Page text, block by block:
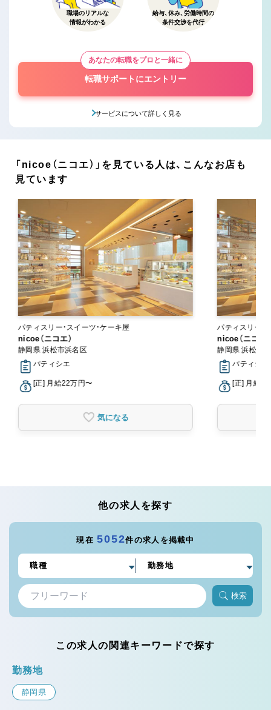
職場のリアルな
情報がわかる
給与、休み、労働時間の
条件交渉を代行
あなたの転職をプロと一緒に
転職サポートにエントリー
サービスについて詳しく見る
「nicoe（ニコエ）」を見ている人は、こんなお店も
見ています
パティスリー・スイーツ・ケーキ屋
nicoe（ニコエ）
静岡県 浜松市浜名区
パティシエ
[正] 月給22万円〜
気になる
パティスリー・
nicoe（ニコエ）
静岡県 浜松市
パティシエ
[正] 月給22
他の求人を探す
現在5052件の求人を掲載中
検索
この求人の関連キーワードで探す
勤務地
静岡県